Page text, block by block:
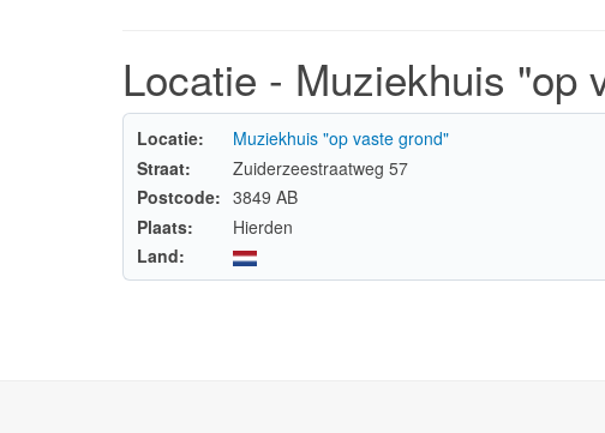
Locatie - Muziekhuis "op
Locatie:
Muziekhuis "op vaste grond"
Straat:
Zuiderzeestraatweg 57
Postcode: 3849 AB
Plaats:
Hierden
Land: